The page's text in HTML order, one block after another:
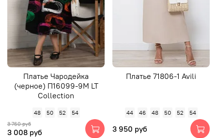
Платье Чародейка
(черное) П16099-9М LT
Collection
48 50 52 54
3 760 руб
3 008 руб
Платье 71806-1 Avili
44 46 48 50 52 54
3 950 руб